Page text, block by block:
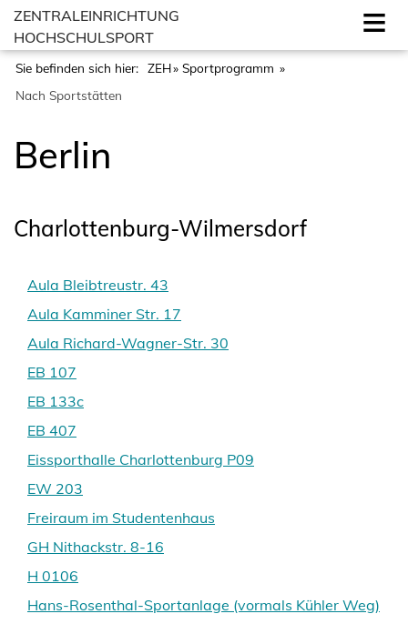
ZENTRALEINRICHTUNG
HOCHSCHULSPORT
Sie befinden sich hier: ZEH
Sportprogramm
Nach Sportstätten
Berlin
Charlottenburg-Wilmersdorf
Aula Bleibtreustr. 43
Aula Kamminer Str. 17
Aula Richard-Wagner-Str. 30
EB 107
EB 133c
EB 407
Eissporthalle Charlottenburg P09
EW 203
Freiraum im Studentenhaus
GH Nithackstr. 8-16
H 0106
Hans-Rosenthal-Sportanlage (vormals Kühler Weg)